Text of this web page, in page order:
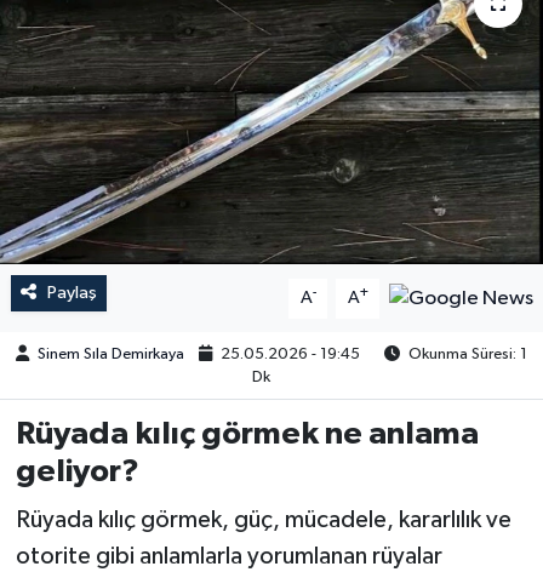
Paylaş A- A+
Sinem Sıla Demirkaya 25.05.2026 - 19:45
Okunma Süresi: 1
Dk
Rüyada kılıç görmek ne anlama
geliyor?
Rüyada kılıç görmek, güç, mücadele, kararlılık ve
otorite gibi anlamlarla yorumlanan rüyalar